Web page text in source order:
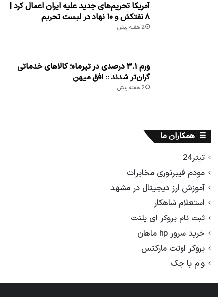
آمریکا تحریم‌های جدید علیه ایران اعمال کرد |
۸ نفتکش و ۱۰ نهاد در لیست تحریم
2 هفته پیش
ورم ۳.۱ درصدی در تیرماه؛ کالاهای خدماتی
گران‌تر شدند :: افق میهن
2 هفته پیش
همکاران ما
تیتر24
مودم فیبرنوری مخابرات
آموزش ارز دیجیتال در مشهد
استعلام شاهکار
ثبت نام بروکر ای پلنت
خرید سرور hp ماهان
بروکر اوتت مارکتس
وام با چک